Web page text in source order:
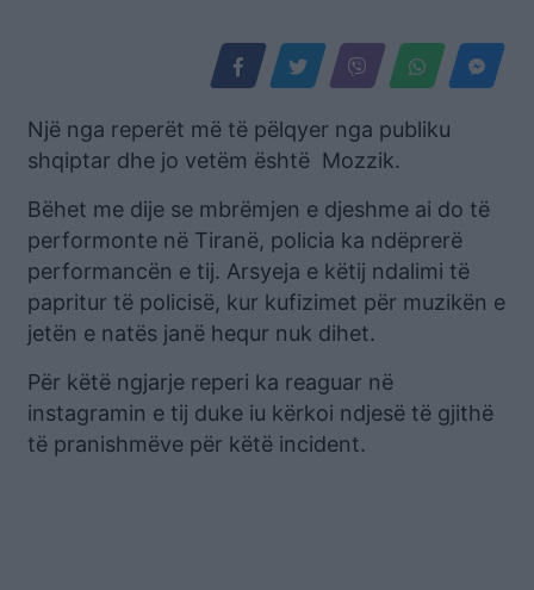
Një nga reperët më të pëlqyer nga publiku
shqiptar dhe jo vetëm është Mozzik.
Bëhet me dije se mbrëmjen e djeshme ai do të
performonte në Tiranë, policia ka ndëprerë
performancën e tij. Arsyeja e këtij ndalimi të
papritur të policisë, kur kufizimet për muzikën e
jetën e natës janë hequr nuk dihet.
Për këtë ngjarje reperi ka reaguar në
instagramin e tij duke iu kërkoi ndjesë të gjithë
të pranishmëve për këtë incident.